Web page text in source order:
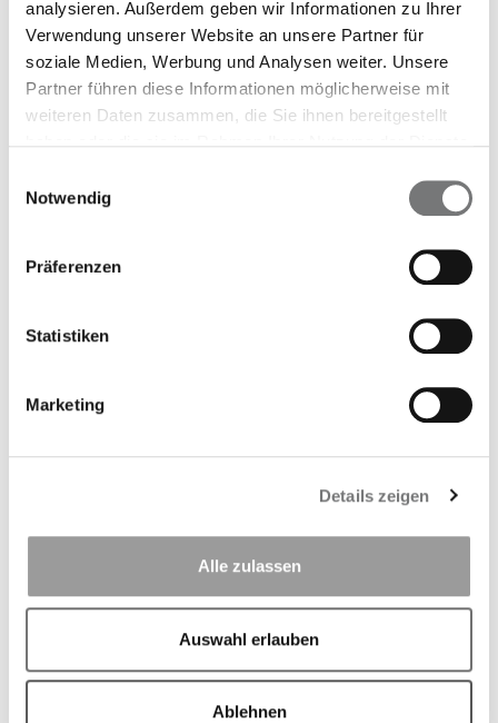
analysieren. Außerdem geben wir Informationen zu Ihrer
Verwendung unserer Website an unsere Partner für
soziale Medien, Werbung und Analysen weiter. Unsere
Partner führen diese Informationen möglicherweise mit
weiteren Daten zusammen, die Sie ihnen bereitgestellt
Notwendig
Präferenzen
Statistiken
Marketing
Details zeigen
Alle zulassen
Auswahl erlauben
Ablehnen
Diese sind zwar nicht Teil des
Versorgungsmodells, werden aber nach
psychotherapeutischer bzw. ärztlicher
Feststellung des Bedarfs auch von deiner
Verhaltenstherapie
Therapie
Psychosomatische Kliniken
Du bist jung, du hast dein ganzes Leben noch
den ersten Schritt der Veränderung. Ab da bist
finanziell, indem wir dir die „TNESS“-
Leistungen bezahlen. Und die Kolleginnen und
Kollegen des Netzwerks begleiten dich auf
dem weiteren Weg zu mehr Gesundheit,